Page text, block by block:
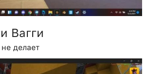
Вагги
делает